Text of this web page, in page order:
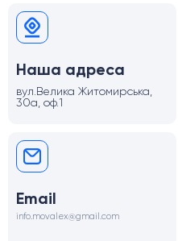
Наша адреса
вул.Велика Житомирська,
30а, оф.1
Email
info.movalex@gmail.com